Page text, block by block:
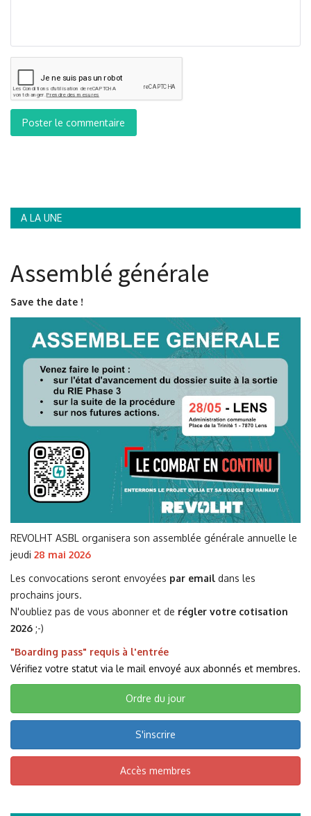
Poster le commentaire
A LA UNE
Assemblé générale
Save the date !
REVOLHT ASBL organisera son assemblée générale annuelle le
jeudi 28 mai 2026
Les convocations seront envoyées par email dans les
prochains jours.
N'oubliez pas de vous abonner et de régler votre cotisation
2026 ;-)
"Boarding pass" requis à l'entrée
Vérifiez votre statut via le mail envoyé aux abonnés et membres.
Ordre du jour
S'inscrire
Accès membres